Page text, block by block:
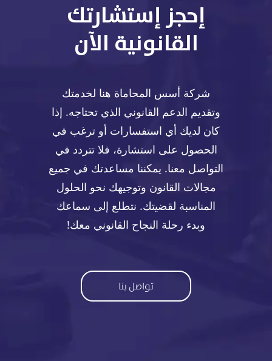
إحجز إستشارتك
القانونية الآن
شركة أسس المحاماة هنا لخدمتك
وتقديم الدعم القانوني الذي تحتاجه. إذا
كان لديك أي استفسارات أو ترغب في
الحصول على استشارة، فلا تتردد في
التواصل معنا. يمكننا مساعدتك في جميع
مجالات القانون وتوجيهك نحو الحلول
المناسبة لقضيتك. نتطلع إلى سماعك
وبدء رحلة النجاح القانوني معك!
تواصل بنا